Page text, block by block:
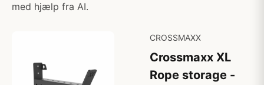
med hjælp fra AI.
CROSSMAXX
Crossmaxx XL
Rope storage -